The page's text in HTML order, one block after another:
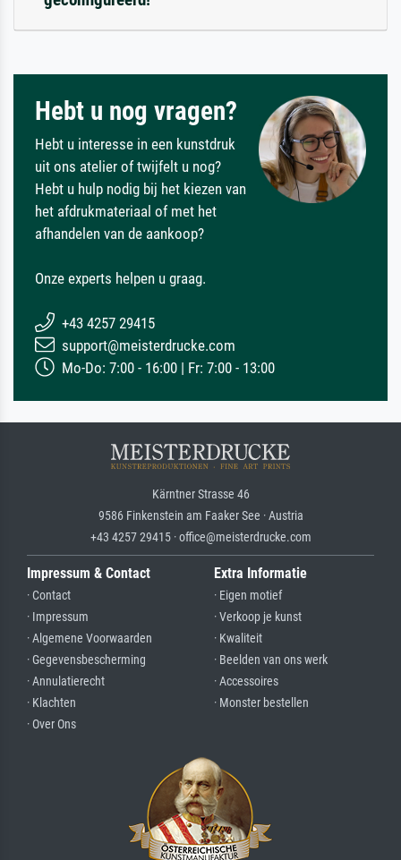
Hebt u nog vragen?
Hebt u interesse in een kunstdruk
uit ons atelier of twijfelt u nog?
Hebt u hulp nodig bij het kiezen van
het afdrukmateriaal of met het
afhandelen van de aankoop?
Onze experts helpen u graag.
+43 4257 29415
support@meisterdrucke.com
Mo-Do: 7:00 - 16:00 | Fr: 7:00 - 13:00
Kärntner Strasse 46
9586 Finkenstein am Faaker See · Austria
+43 4257 29415 · office@meisterdrucke.com
Impressum & Contact
· Contact
· Impressum
· Algemene Voorwaarden
· Gegevensbescherming
· Annulatierecht
· Klachten
· Over Ons
Extra Informatie
· Eigen motief
· Verkoop je kunst
· Kwaliteit
· Beelden van ons werk
· Accessoires
· Monster bestellen